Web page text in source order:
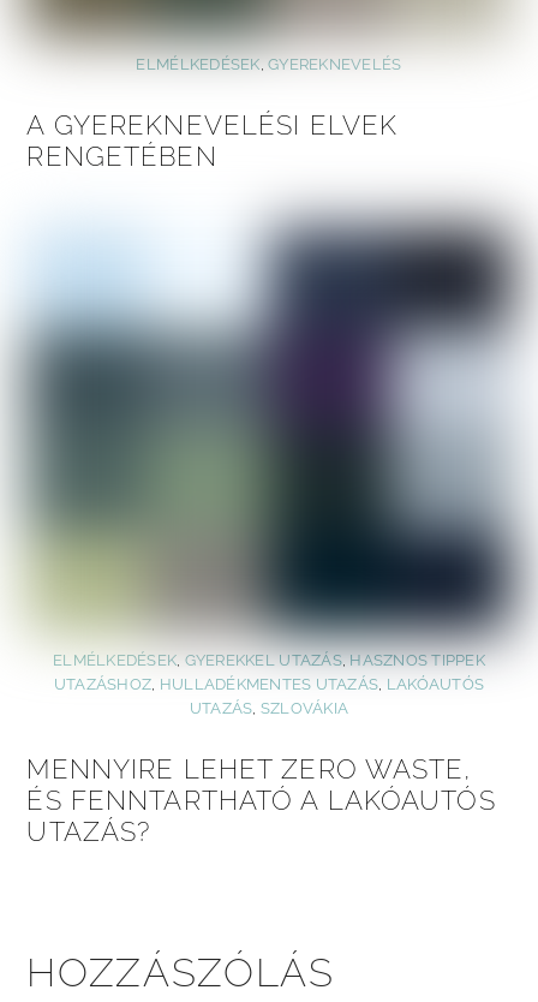
ELMÉLKEDÉSEK,GYEREKNEVELÉS
A GYEREKNEVELÉSI ELVEK
RENGETÉBEN
ELMÉLKEDÉSEK, GYEREKKEL UTAZÁS,HASZNOS TIPPEK
UTAZÁSHOZ, HULLADÉKMENTES UTAZÁS, LAKÓAUTÓS
UTAZÁS, SZLOVÁKIA
MENNYIRE LEHET ZERO WASTE,
ÉS FENNTARTHATÓ A LAKÓAUTÓS
UTAZÁS?
HOZZÁSZÓLÁS